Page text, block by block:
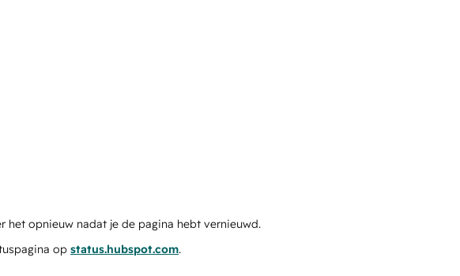
het opnieuw nadat je de pagina hebt vernieuwd.
op status.hubspot.com.